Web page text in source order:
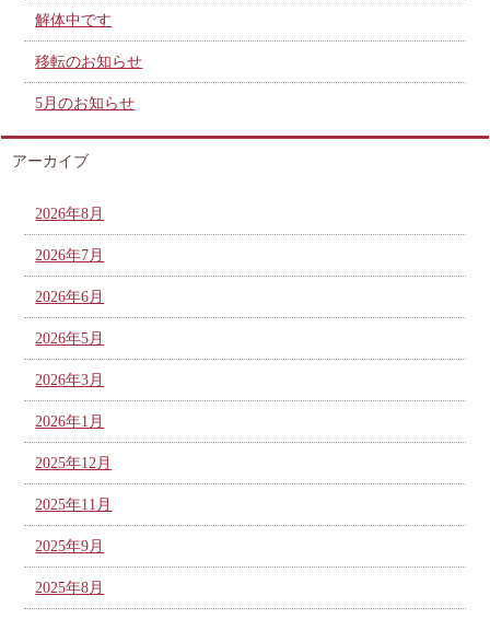
解体中です
移転のお知らせ
5月のお知らせ
アーカイブ
2026年8月
2026年7月
2026年6月
2026年5月
2026年3月
2026年1月
2025年12月
2025年11月
2025年9月
2025年8月